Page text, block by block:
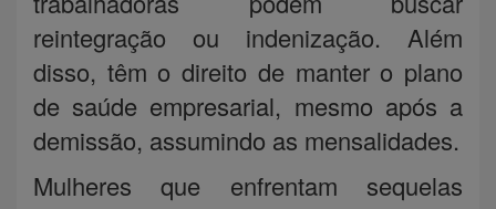
reintegração ou indenização. Além
disso, têm o direito de manter o plano
de saúde empresarial, mesmo após a
demissão, assumindo as mensalidades.
Mulheres que enfrentam sequelas